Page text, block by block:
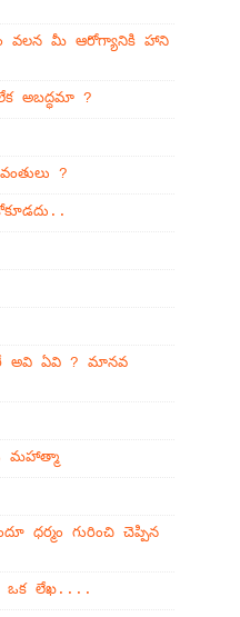
వలన మీ ఆరోగ్యానికి హాని
అబద్ధమా ?
?
అవి ఏవి ? మానవ
మహాత్మా
ధర్మం గురించి చెప్పిన
ఒక లేఖ....